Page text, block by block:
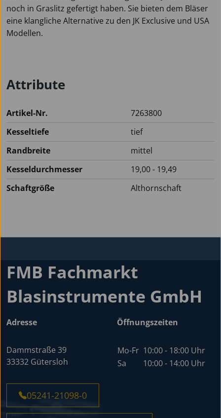
noch in Graslitz gefertigt haben. Sie bieten dem Bläser
eine klangliche Alternative zu den JK Exclusive und USA
Modellen.
Attribute
Artikel-Nr.
7263800
Kesseltiefe
tief
Randbreite
mittel
Kesseldurchmesser
19,00 - 19,49
Schaftgröße
Althornschaft
FMB Fachmarkt
Blasinstrumente GmbH
Adresse
Dammstraße 39
33332 Gütersloh
Öffnungszeiten
Mo-Fr 10:00 - 18:00 Uhr
Sa
10:00 - 14:00 Uhr
05241-21098-0